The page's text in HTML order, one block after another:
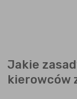
Jakie
kierowców